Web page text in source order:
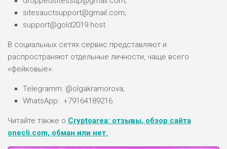
ДОХОД: СРЕДНИЙ
БЮДЖЕТ: НИЗКИЙ
sitesauctsupport@gmail.com;
support@gold2019.host.
В социальных сетях сервис представляют и
распространяют отдельные личности, чаще всего
«фейковые»:
Telegramm: @olgakramorova;
WhatsApp: +79164189216.
Читайте также о Cryptoarea: отзывы, обзор сайта
onecli.com, обман или нет.